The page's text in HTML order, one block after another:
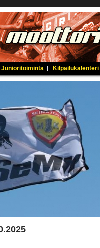
Junioritoiminta | Kilpailukalenteri